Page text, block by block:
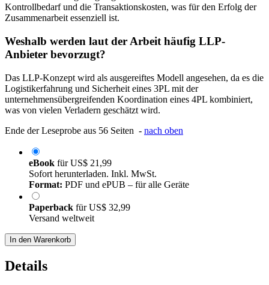
Kontrollbedarf und die Transaktionskosten, was für den Erfolg der
Zusammenarbeit essenziell ist.
Weshalb werden laut der Arbeit häufig LLP-
Anbieter bevorzugt?
Das LLP-Konzept wird als ausgereiftes Modell angesehen, da es die
Logistikerfahrung und Sicherheit eines 3PL mit der
unternehmensübergreifenden Koordination eines 4PL kombiniert,
was von vielen Verladern geschätzt wird.
Ende der Leseprobe aus 56 Seiten - nach oben
eBook fürUS$ 21,99
Sofort herunterladen. Inkl. MwSt.
Format: PDF und ePUB – für alle Geräte
Paperback fürUS$ 32,99
Versand weltweit
In den Warenkorb
Details